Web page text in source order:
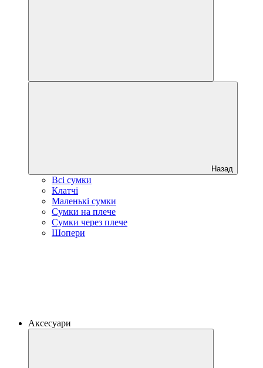
Назад
Всі сумки
Клатчі
Маленькі сумки
Сумки на плече
Сумки через плече
Шопери
Аксесуари